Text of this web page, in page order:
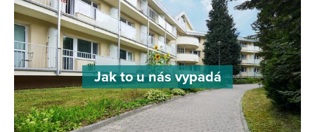
Jak to u nás vypadá